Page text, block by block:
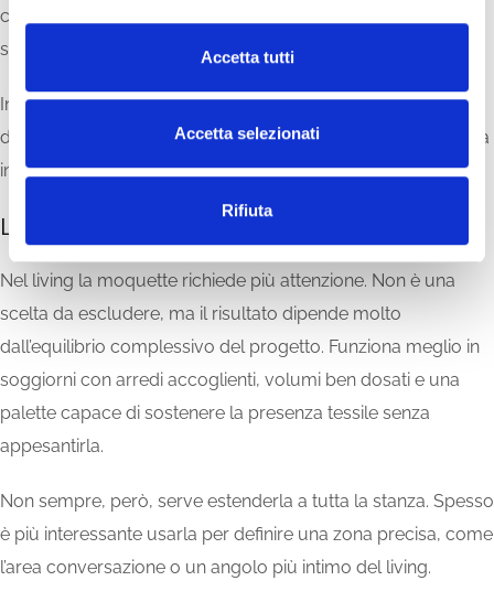
o
s
o
Accetta tutti
Accetta selezionati
Rifiuta
carattere più raccolto quando il pavimento contribuisce a
smorzare il rumore e a rendere l’atmosfera più quieta.
In questi casi il suo ruolo non è solo estetico: aiuta anche a
definire un microspazio più intimo, suggerendo calma senza
introdurre elementi invadenti.
Living: sì, ma con criterio
Nel living la moquette richiede più attenzione. Non è una
scelta da escludere, ma il risultato dipende molto
dall’equilibrio complessivo del progetto. Funziona meglio in
soggiorni con arredi accoglienti, volumi ben dosati e una
palette capace di sostenere la presenza tessile senza
appesantirla.
Non sempre, però, serve estenderla a tutta la stanza. Spesso
è più interessante usarla per definire una zona precisa, come
l’area conversazione o un angolo più intimo del living.